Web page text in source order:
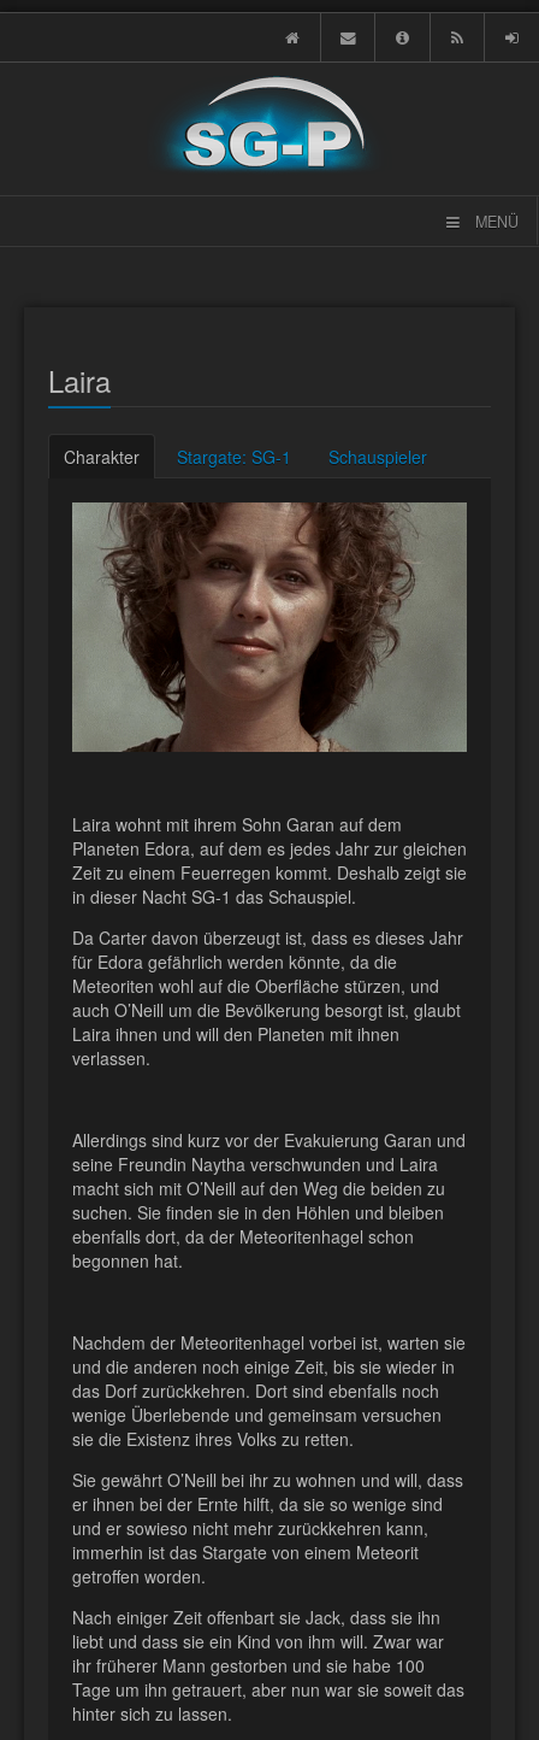
MENÜ
Laira
Charakter Stargate: SG-1 Schauspieler
Laira wohnt mit ihrem Sohn Garan auf dem
Planeten Edora, auf dem es jedes Jahr zur gleichen
Zeit zu einem Feuerregen kommt. Deshalb zeigt sie
in dieser Nacht SG-1 das Schauspiel.
Da Carter davon überzeugt ist, dass es dieses Jahr
für Edora gefährlich werden könnte, da die
Meteoriten wohl auf die Oberfläche stürzen, und
auch O’Neill um die Bevölkerung besorgt ist, glaubt
Laira ihnen und will den Planeten mit ihnen
verlassen.
Allerdings sind kurz vor der Evakuierung Garan und
seine Freundin Naytha verschwunden und Laira
macht sich mit O’Neill auf den Weg die beiden zu
suchen. Sie finden sie in den Höhlen und bleiben
ebenfalls dort, da der Meteoritenhagel schon
begonnen hat.
Nachdem der Meteoritenhagel vorbei ist, warten sie
und die anderen noch einige Zeit, bis sie wieder in
das Dorf zurückkehren. Dort sind ebenfalls noch
wenige Überlebende und gemeinsam versuchen
sie die Existenz ihres Volks zu retten.
Sie gewährt O’Neill bei ihr zu wohnen und will, dass
er ihnen bei der Ernte hilft, da sie so wenige sind
und er sowieso nicht mehr zurückkehren kann,
immerhin ist das Stargate von einem Meteorit
getroffen worden.
Nach einiger Zeit offenbart sie Jack, dass sie ihn
liebt und dass sie ein Kind von ihm will. Zwar war
ihr früherer Mann gestorben und sie habe 100
Tage um ihn getrauert, aber nun war sie soweit das
hinter sich zu lassen.